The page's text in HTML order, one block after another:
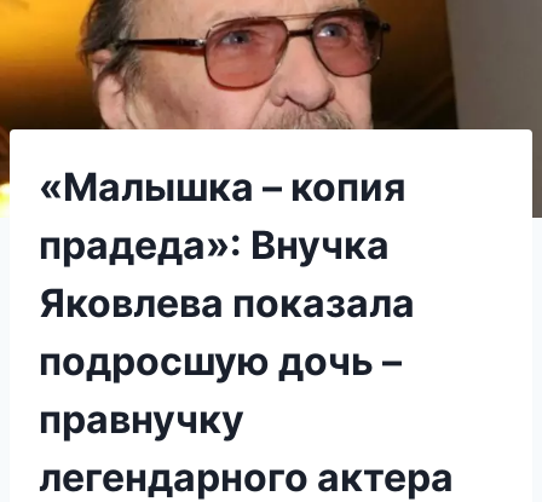
«Малышка – копия
прадеда»: Внучка
Яковлева показала
подросшую дочь –
правнучку
легендарного актера